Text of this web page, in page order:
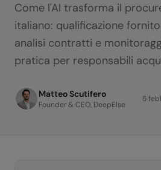
Come l'AI trasforma il
italiano: qualificazione
analisi contratti e
pratica per responsabili
Matteo Scutifero
Founder & CEO, DeepElse
5